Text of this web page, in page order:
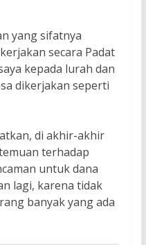
yang sifatnya
secara Padat
kepada lurah dan
dikerjakan seperti
di akhir-akhir
terhadap
untuk dana
lagi, karena tidak
banyak yang ada